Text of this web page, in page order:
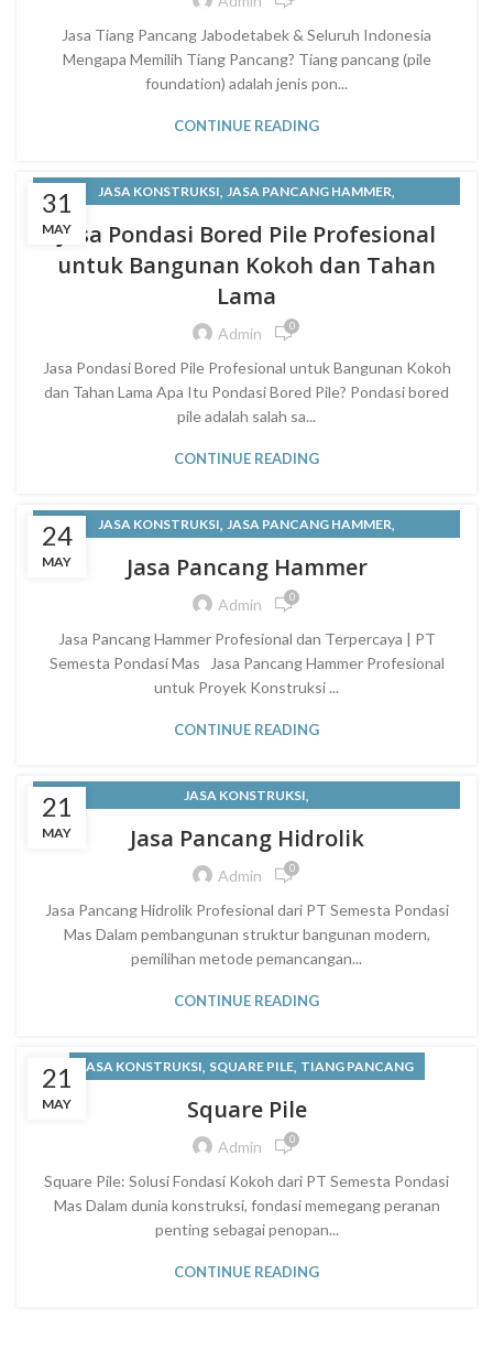
KEUNGGULAN TIANG PANCANG BETON PRACETAK DARI PT
SEMESTA PONDASI MAS
KONSTRUKSI BANGUNAN,LAYANAN KONSTRUKSI
Jasa Tiang Pancang Jabodetabek & Seluruh Indonesia
Mengapa Memilih Tiang Pancang? Tiang pancang (pile
foundation) adalah jenis pon...
CONTINUE READING
31
MAY
JASA KONSTRUKSI, JASA PANCANG HAMMER,
LAYANAN KONSTRUKSI
Jasa Pondasi Bored Pile Profesional
untuk Bangunan Kokoh dan Tahan
Lama
Admin 0
Jasa Pondasi Bored Pile Profesional untuk Bangunan Kokoh
dan Tahan Lama Apa Itu Pondasi Bored Pile? Pondasi bored
pile adalah salah sa...
CONTINUE READING
24
MAY
JASA KONSTRUKSI, JASA PANCANG HAMMER,
JASA PEMANCANGAN TIANG PANCANG BETON - PT. SEMESTA
PONDASI MAS
LAYANAN KONSTRUKSI
Jasa Pancang Hammer
Admin 0
Jasa Pancang Hammer Profesional dan Terpercaya | PT
Semesta Pondasi Mas Jasa Pancang Hammer Profesional
untuk Proyek Konstruksi ...
CONTINUE READING
21
MAY
JASA KONSTRUKSI,
JASA PEMANCANGAN TIANG PANCANG BETON - PT. SEMESTA
PONDASI MAS
JASA TIANG PANCANG,KONSTRUKSI BANGUNAN
SOLUSI RAMAH LINGKUNGAN,TEKNOLOGI PANCANG
Jasa Pancang Hidrolik
Admin 0
Jasa Pancang Hidrolik Profesional dari PT Semesta Pondasi
Mas Dalam pembangunan struktur bangunan modern,
pemilihan metode pemancangan...
CONTINUE READING
21
MAY
JASA KONSTRUKSI, SQUARE PILE, TIANG PANCANG
Square Pile
Admin 0
Square Pile: Solusi Fondasi Kokoh dari PT Semesta Pondasi
Mas Dalam dunia konstruksi, fondasi memegang peranan
penting sebagai penopan...
CONTINUE READING